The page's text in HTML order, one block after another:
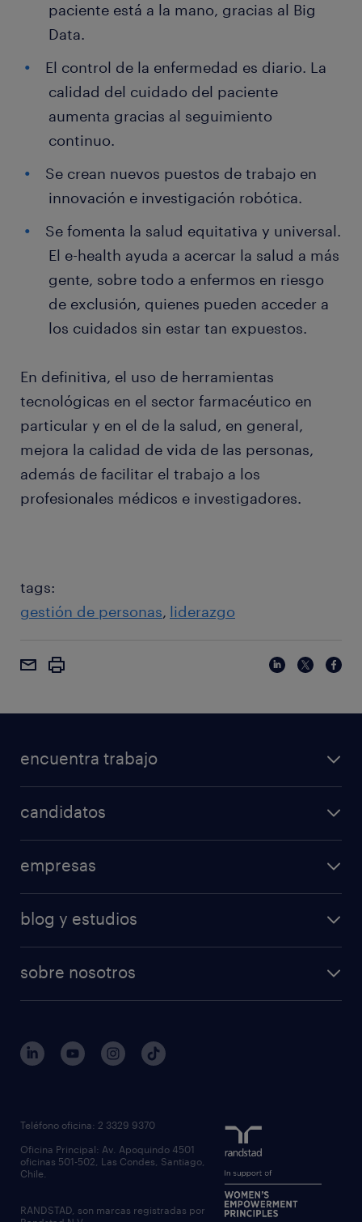
paciente está a la mano, gracias al Big
Data.
El control de la enfermedad es diario. La
calidad del cuidado del paciente
aumenta gracias al seguimiento
continuo.
Se crean nuevos puestos de trabajo en
innovación e investigación robótica.
Se fomenta la salud equitativa y universal.
El e-health ayuda a acercar la salud a más
gente, sobre todo a enfermos en riesgo
de exclusión, quienes pueden acceder a
los cuidados sin estar tan expuestos.
En definitiva, el uso de herramientas
tecnológicas en el sector farmacéutico en
particular y en el de la salud, en general,
mejora la calidad de vida de las personas,
además de facilitar el trabajo a los
profesionales médicos e investigadores.
tags:
gestión de personas liderazgo
encuentra trabajo
candidatos
empresas
blog y estudios
sobre nosotros
Teléfono oficina: 2 3329 9370
Oficina Principal: Av. Apoquindo 4501
oficinas 501-502, Las Condes, Santiago,
Chile.
RANDSTAD, son marcas registradas por